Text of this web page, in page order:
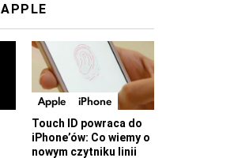
APPLE
Apple iPhone
Touch ID powraca do
iPhone’ów: Co wiemy o
nowym czytniku linii